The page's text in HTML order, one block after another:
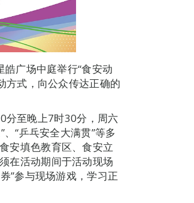
广场中庭举行“食安动
方式，向公众传达正确的
分至晚上7时30分，周六
“乒乓安全大满贯”等多
安填色教育区、食安立
在活动期间于活动现场
”参与现场游戏，学习正